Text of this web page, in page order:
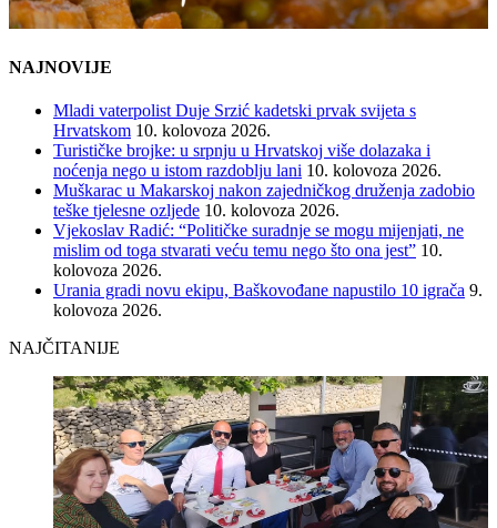
NAJNOVIJE
Mladi vaterpolist Duje Srzić kadetski prvak svijeta s
Hrvatskom 10. kolovoza 2026.
Turističke brojke: u srpnju u Hrvatskoj više dolazaka i
noćenja nego u istom razdoblju lani 10. kolovoza 2026.
Muškarac u Makarskoj nakon zajedničkog druženja zadobio
teške tjelesne ozljede 10. kolovoza 2026.
Vjekoslav Radić: “Političke suradnje se mogu mijenjati, ne
mislim od toga stvarati veću temu nego što ona jest” 10.
kolovoza 2026.
Urania gradi novu ekipu, Baškovođane napustilo 10 igrača 9.
kolovoza 2026.
NAJČITANIJE